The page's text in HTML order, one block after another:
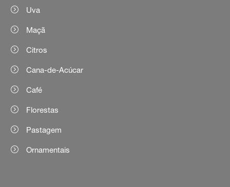
Uva
Maçã
Citros
Cana-de-Acúcar
Café
Florestas
Pastagem
Ornamentais